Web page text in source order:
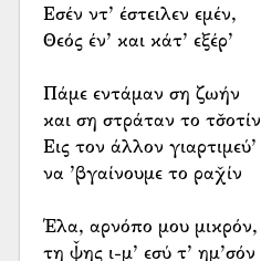
Εσέν ντ’ έστειλεν εμέν,
Θεός έν’ και κάτ’ εξέρ’
Πάμε εντάμαν ση ζωήν
και ση στράταν το τσ̌οτίν
Εις τον άλλον γιαρτιμεύ’
να ’βγαίνουμε το ραχ̌ίν
Έλα, αρνόπο μου μικρόν,
τη ψ̌ης ι-μ’ εσύ τ’ ημ’σόν